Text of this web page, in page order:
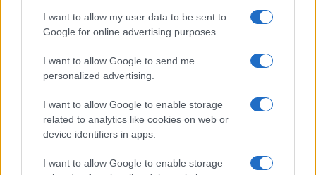
I want to allow my user data to be sent to
Google for online advertising purposes.
I want to allow Google to send me
personalized advertising.
I want to allow Google to enable storage
related to analytics like cookies on web or
device identifiers in apps.
I want to allow Google to enable storage
ΚΟΣΜΟΣ
σε φονικό – Ο δράστης ήταν στην πραγματικότητα το θύμα